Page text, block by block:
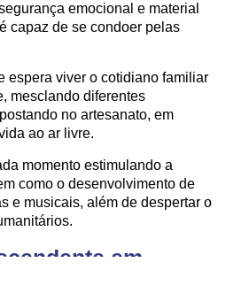
emocional e material
capaz de se condoer pelas
espera viver o cotidiano familiar
mesclando diferentes
no artesanato, em
ao ar livre.
momento estimulando a
como o desenvolvimento de
e musicais, além de despertar o
em